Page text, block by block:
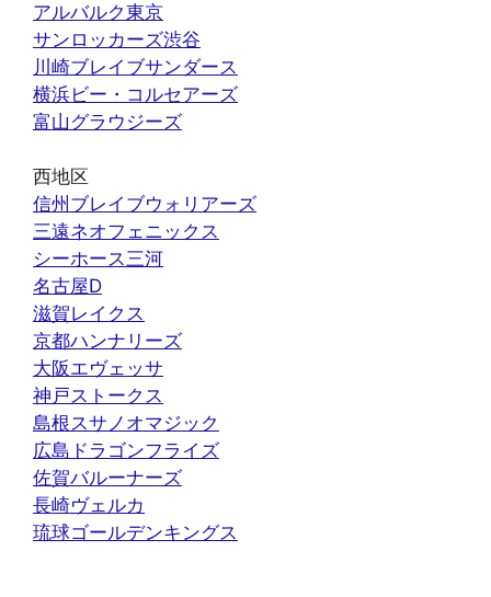
アルバルク東京
サンロッカーズ渋谷
川崎ブレイブサンダース
横浜ビー・コルセアーズ
富山グラウジーズ
西地区
信州ブレイブウォリアーズ
三遠ネオフェニックス
シーホース三河
名古屋D
滋賀レイクス
京都ハンナリーズ
大阪エヴェッサ
神戸ストークス
島根スサノオマジック
広島ドラゴンフライズ
佐賀バルーナーズ
長崎ヴェルカ
琉球ゴールデンキングス